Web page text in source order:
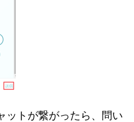
ットが繋がったら、問い